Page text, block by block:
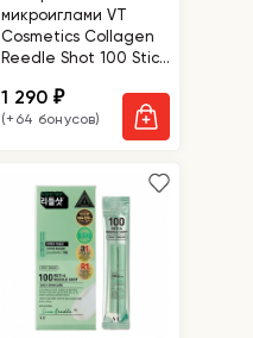
микроиглами VT
Cosmetics Collagen
Reedle Shot 100 Stick
1 290₽
(+64 бонусов)